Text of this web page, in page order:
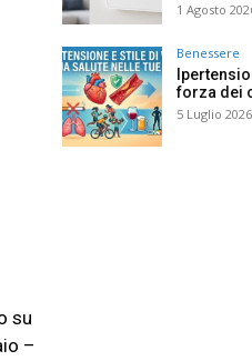
su
–
1 Agosto
Benessere
forza dei
5 Luglio 2026